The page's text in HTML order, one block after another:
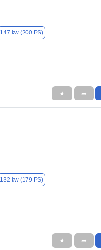
147 kw (200 PS)
★ ➦
132 kw (179 PS)
★ ➦